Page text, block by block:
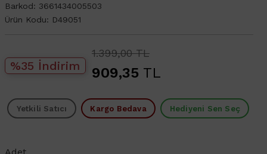
Barkod: 3661434005503
Ürün Kodu: D49051
%35 İndirim
1.399,00 TL
909,35 TL
Yetkili Satıcı Kargo Bedava Hediyeni Sen Seç